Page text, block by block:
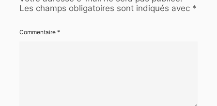
Les champs obligatoires sont indiqués avec *
Commentaire *